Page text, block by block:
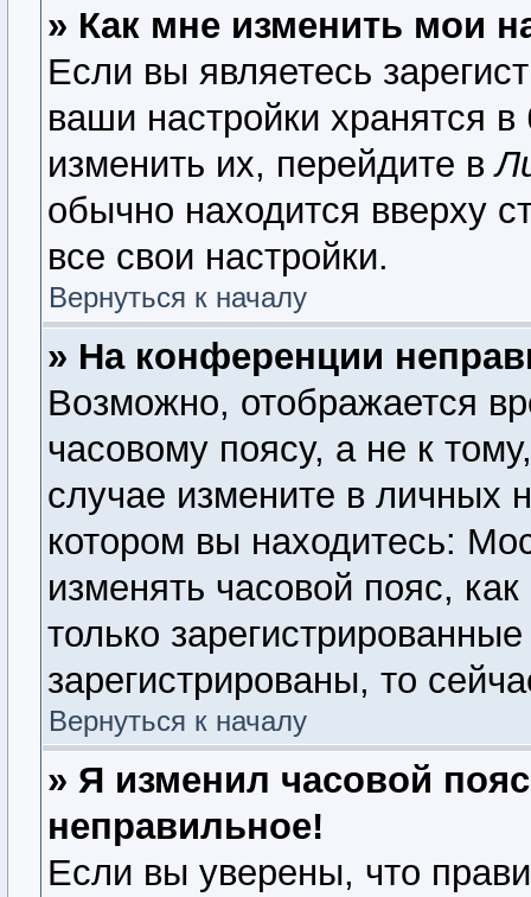
» Как мне изменить мои
Если вы являетесь
ваши настройки хранятся
изменить их, перейдите в
обычно находится вверху
все свои настройки.
Вернуться к началу
» На конференции
Возможно, отображается
часовому поясу, а не к
случае измените в личных
котором вы находитесь:
изменять часовой пояс,
только
зарегистрированы, то
Вернуться к началу
» Я изменил часовой
неправильное!
Если вы уверены, что